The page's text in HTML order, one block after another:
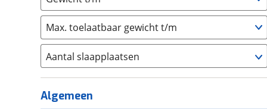
Max. toelaatbaar gewicht t/m
Aantal slaapplaatsen
1 (0)
2 (0)
Algemeen